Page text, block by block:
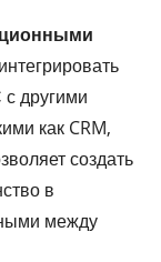
другими
как CRM,
создать
в
между